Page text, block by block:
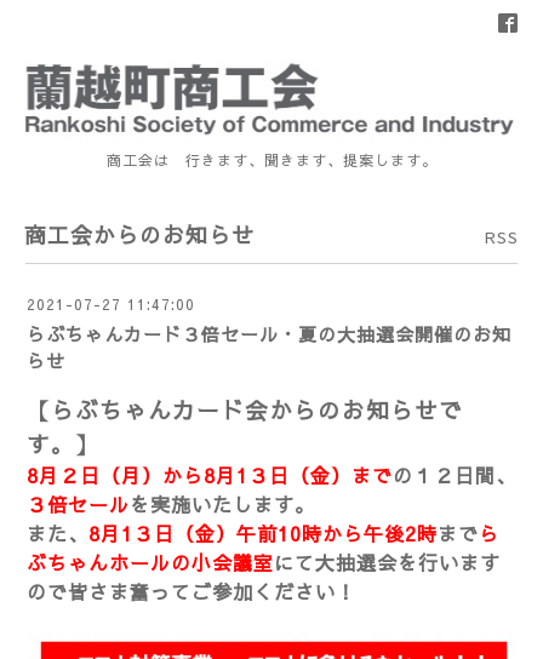
商工会は 行きます、聞きます、提案します。
商工会からのお知らせ RSS
2021-07-27 11:47:00
らぶちゃんカード３倍セール・夏の大抽選会開催のお知
らせ
【らぶちゃんカード会からのお知らせで
す。】
8月２日（月）から8月1３日（金）までの１２日間、
３倍セールを実施いたします。
また、 8月1３日（金）午前10時から午後2時までら
ぶちゃんホールの小会議室にて大抽選会を行います
ので皆さま奮ってご参加ください！